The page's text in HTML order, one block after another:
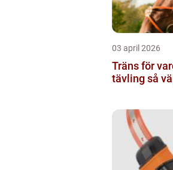
03 april 2026
Träns för
tävling